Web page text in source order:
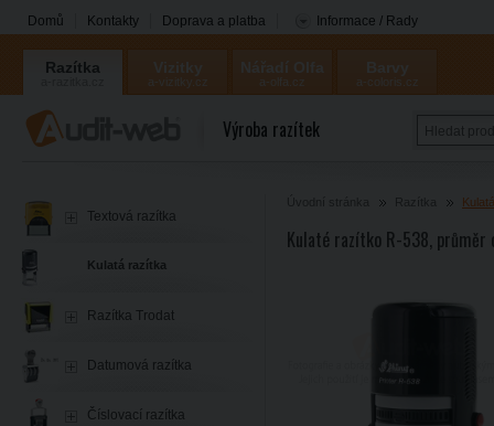
Domů Kontakty Doprava a platba Informace / Rady
Razítka
Coloris
Výroba razítek
Kulaté razítko R-538,
Textová razítka
Kulatá razítka
Razítka Trodat
Datumová razítka
Číslovací razítka